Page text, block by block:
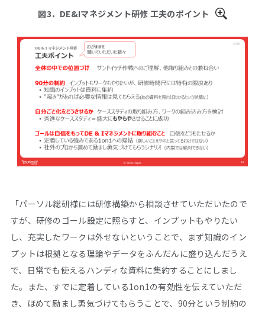
図3．DE&Iマネジメント研修 工夫のポイント
「パーソル総研様には研修構築から相談させていただいたので
すが、研修のゴール設定に照らすと、インプットもやりたい
し、充実したワークは外せないということで、まず知識のイン
プットは根拠となる理論やデータをふんだんに盛り込んだうえ
で、日常でも使えるハンディな資料に集約することにしまし
た。また、すでに定着している1on1の有効性を伝えていただ
き、ほめて励まし勇気づけてもらうことで、90分という制約の